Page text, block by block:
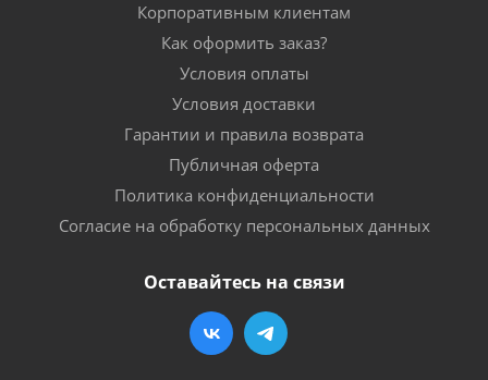
Корпоративным клиентам
Как оформить заказ?
Условия оплаты
Условия доставки
Гарантии и правила возврата
Публичная оферта
Политика конфиденциальности
Согласие на обработку персональных данных
Оставайтесь на связи